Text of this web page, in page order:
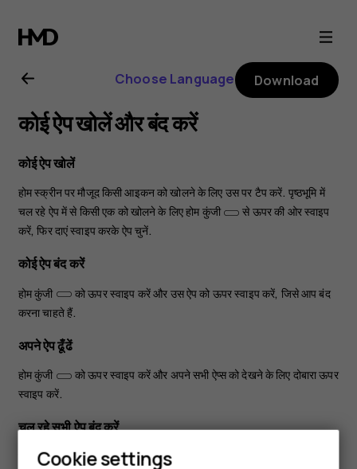
Nokia
8.1
user
guide
Smartphones
Choose Language Download
कोई ऐप खोलें और बंद करें
कोई ऐप खोलें
होम स्क्रीन पर मौजूद किसी आइकन को खोलने के लिए उस पर टैप करें. पृष्ठभूमि में
चल रहे ऐप में से किसी एक को खोलने के लिए होम कुंजी
से ऊपर की ओर स्वाइप
करें, फिर दाएं स्वाइप करके ऐप चुनें.
कोई ऐप बंद करें
होम कुंजी
को ऊपर स्वाइप करें और उस ऐप को ऊपर स्वाइप करें, जिसे आप बंद
करना चाहते हैं.
अपने ऐप ढूँढें
होम कुंजी
को ऊपर स्वाइप करें और अपने सभी ऐप्स को देखने के लिए दोबारा ऊपर
स्वाइप करें.
चल रहे सभी ऐप बंद करें
होम कुंजी को ऊपर स्वाइप करें, सभी ऐप्स से होते हुए दाएँ स्वाइप करें और
Cookie settings